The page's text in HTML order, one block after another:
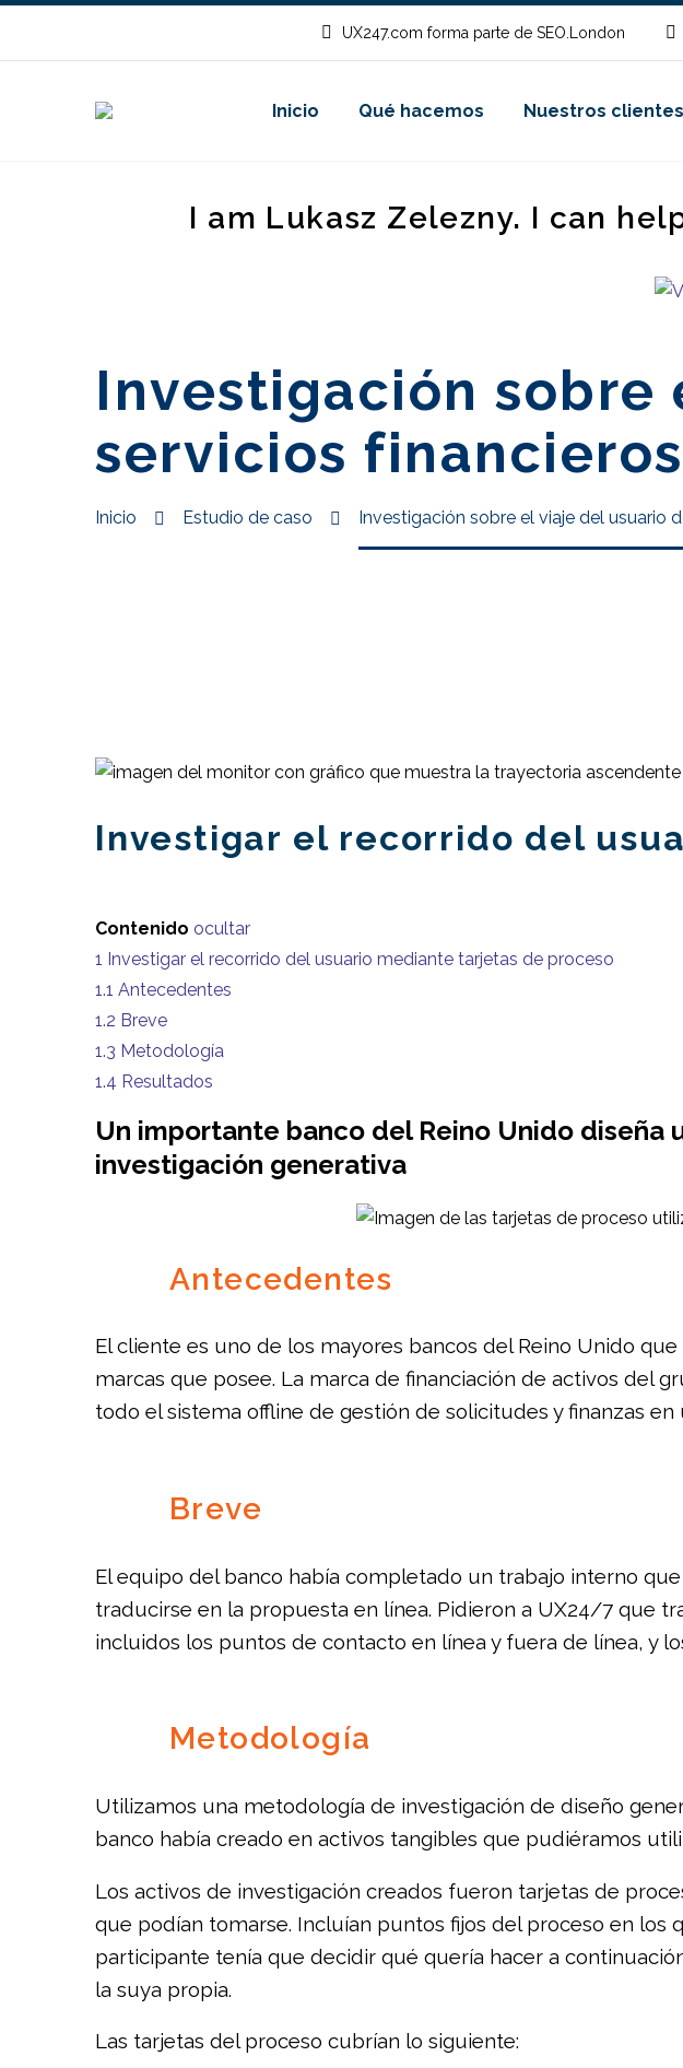
UX247.com forma parte de SEO.London
Inicio Qué hacemos Nuestros clientes
I am Lukasz Zelezny. I can
Investigación sobre
servicios financieros
Inicio Estudio de caso Investigación sobre el viaje del usuario
Investigar el recorrido del
Contenido ocultar
1 Investigar el recorrido del usuario mediante tarjetas de proceso
1.1 Antecedentes
1.2 Breve
1.3 Metodología
1.4 Resultados
Un importante banco del Reino Unido diseña
investigación generativa
Antecedentes
El cliente es uno de los mayores bancos del Reino Unido
marcas que posee. La marca de financiación de activos del
todo el sistema offline de gestión de solicitudes y finanzas
Breve
El equipo del banco había completado un trabajo interno
traducirse en la propuesta en línea. Pidieron a UX24/7 que
incluidos los puntos de contacto en línea y fuera de línea, y
Metodología
Utilizamos una metodología de investigación de diseño
banco había creado en activos tangibles que pudiéramos
Los activos de investigación creados fueron tarjetas de
que podían tomarse. Incluían puntos fijos del proceso en los
participante tenía que decidir qué quería hacer a
la suya propia.
Las tarjetas del proceso cubrían lo siguiente: